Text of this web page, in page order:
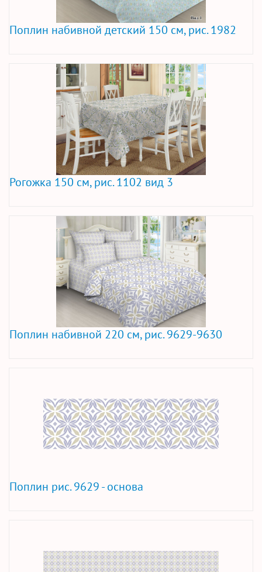
Поплин набивной детский 150 см, рис. 1982
Рогожка 150 см, рис. 1102 вид 3
Поплин набивной 220 см, рис. 9629-9630
Поплин рис. 9629 - основа